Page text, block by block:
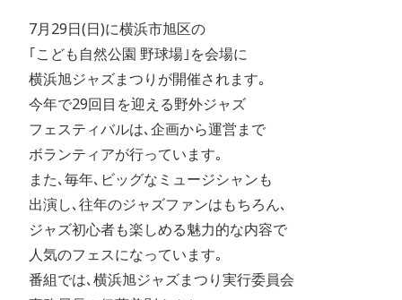
7月29日(日)に横浜市旭区の
｢こども自然公園 野球場｣を会場に
横浜旭ジャズまつりが開催されます｡
今年で29回目を迎える野外ジャズ
フェスティバルは､企画から運営まで
ボランティアが行っています｡
また､毎年､ビッグなミュージシャンも
出演し､往年のジャズファンはもちろん､
ジャズ初心者も楽しめる魅力的な内容で
人気のフェスになっています｡
番組では､横浜旭ジャズまつり実行委員会